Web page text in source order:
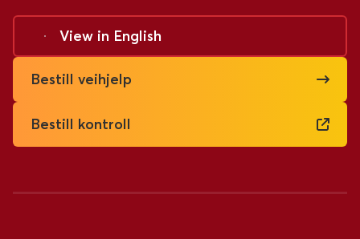
View in English
Bestill veihjelp
Bestill kontroll